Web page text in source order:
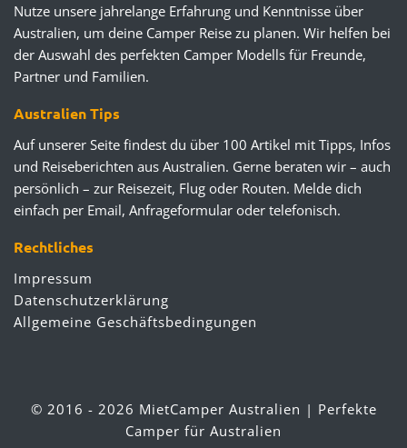
Nutze unsere jahrelange Erfahrung und Kenntnisse über
Australien, um deine Camper Reise zu planen. Wir helfen bei
der Auswahl des perfekten Camper Modells für Freunde,
Partner und Familien.
Australien Tips
Auf unserer Seite findest du über 100 Artikel mit Tipps, Infos
und Reiseberichten aus Australien. Gerne beraten wir – auch
persönlich – zur Reisezeit, Flug oder Routen. Melde dich
einfach per Email, Anfrageformular oder telefonisch.
Rechtliches
Impressum
Datenschutzerklärung
Allgemeine Geschäftsbedingungen
© 2016 - 2026 MietCamper Australien | Perfekte
Camper für Australien